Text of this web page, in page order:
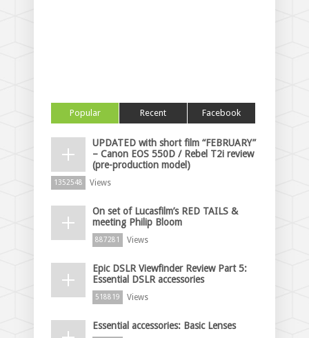
Popular Recent Facebook
UPDATED with short film “FEBRUARY”
– Canon EOS 550D / Rebel T2i review
(pre-production model)
1352548 Views
On set of Lucasfilm’s RED TAILS &
meeting Philip Bloom
887281 Views
Epic DSLR Viewfinder Review Part 5:
Essential DSLR accessories
518819 Views
Essential accessories: Basic Lenses